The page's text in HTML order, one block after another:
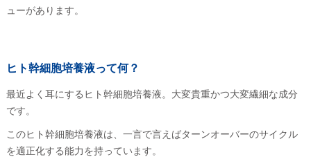
ューがあります。
ヒト幹細胞培養液って何？
最近よく耳にするヒト幹細胞培養液。大変貴重かつ大変繊細な成分
です。
このヒト幹細胞培養液は、一言で言えばターンオーバーのサイクル
を適正化する能力を持っています。